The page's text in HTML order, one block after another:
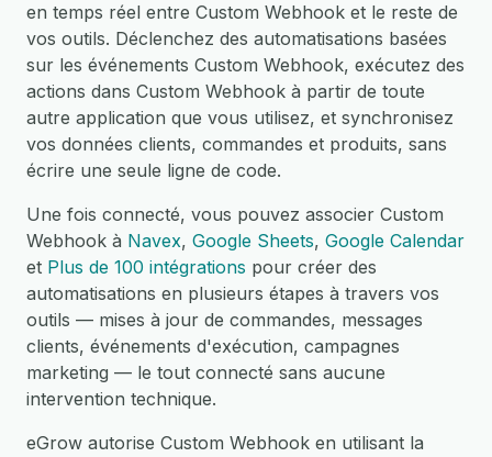
en temps réel entre Custom Webhook et le reste de
vos outils. Déclenchez des automatisations basées
sur les événements Custom Webhook, exécutez des
actions dans Custom Webhook à partir de toute
autre application que vous utilisez, et synchronisez
vos données clients, commandes et produits, sans
écrire une seule ligne de code.
Une fois connecté, vous pouvez associer Custom
Webhook à Navex, Google Sheets, Google Calendar
et Plus de 100 intégrations pour créer des
automatisations en plusieurs étapes à travers vos
outils — mises à jour de commandes, messages
clients, événements d'exécution, campagnes
marketing — le tout connecté sans aucune
intervention technique.
eGrow autorise Custom Webhook en utilisant la